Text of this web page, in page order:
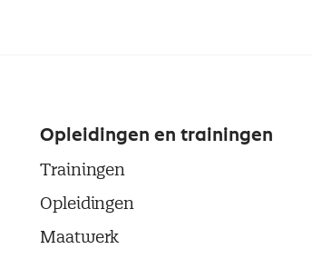
Opleidingen en trainingen
Trainingen
Opleidingen
Maatwerk